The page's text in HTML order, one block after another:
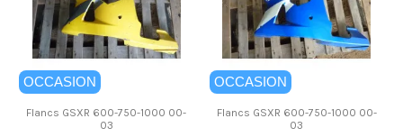
OCCASION
Flancs GSXR 600-750-1000 00-
03
OCCASION
Flancs GSXR 600-750-1000 00-
03